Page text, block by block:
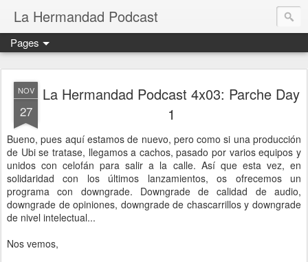
La Hermandad Podcast
Pages
NOV
27
La Hermandad Podcast 4x03: Parche Day
1
Bueno, pues aquí estamos de nuevo, pero como si una producción
de Ubi se tratase, llegamos a cachos, pasado por varios equipos y
unidos con celofán para salir a la calle. Así que esta vez, en
solidaridad con los últimos lanzamientos, os ofrecemos un
programa con downgrade. Downgrade de calidad de audio,
downgrade de opiniones, downgrade de chascarrillos y downgrade
de nivel intelectual...
Nos vemos,